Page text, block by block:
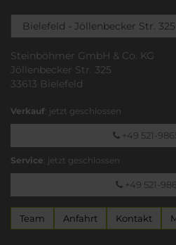
Steinböhmer GmbH & Co. KG
Jöllenbecker Str. 325
33613 Bielefeld
Verkauf: jetzt geschlossen
+49 521-
Service: jetzt geschlossen
+49 521-
Team Anfahrt Kontakt